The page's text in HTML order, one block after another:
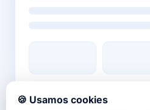
🍪 Usamos cookies